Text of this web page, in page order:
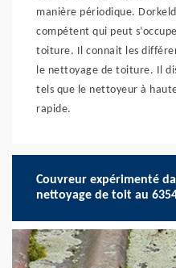
manière périodique.
compétent qui peut
toiture. Il connait les
le nettoyage de toiture. Il
tels que le nettoyeur à
rapide.
Couvreur expérimenté
nettoyage de toit au